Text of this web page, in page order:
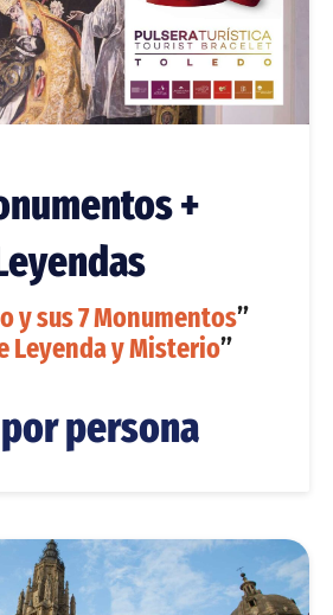
+
y sus 7 Monumentos”
Leyenda y Misterio”
persona